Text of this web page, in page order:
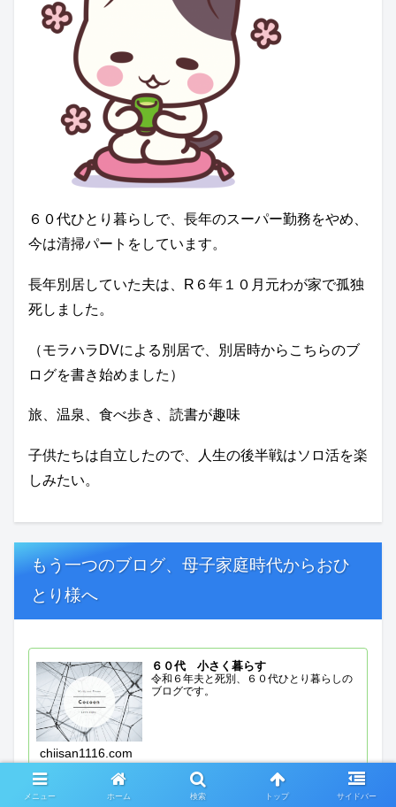
６０代ひとり暮らしで、長年のスーパー勤務をやめ、
今は清掃パートをしています。
長年別居していた夫は、R６年１０月元わが家で孤独
死しました。
（モラハラDVによる別居で、別居時からこちらのブ
ログを書き始めました）
旅、温泉、食べ歩き、読書が趣味
子供たちは自立したので、人生の後半戦はソロ活を楽
しみたい。
もう一つのブログ、母子家庭時代からおひ
とり様へ
６０代 小さく暮らす
令和６年夫と死別、６０代ひとり暮らしの
ブログです。
chiisan1116.com
メニュー ホーム 検索 トップ サイドバー